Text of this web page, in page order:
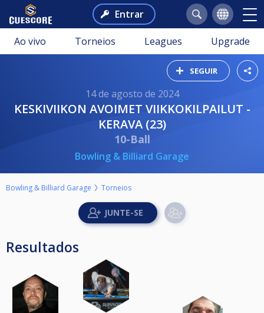
Entrar
Ao vivo Torneios Leagues Upgrade
SEGUIR
14 de agosto de 2024
KESKIVIIKON AVOIMET VIIKKOKILPAILUT -
KERAVA (23)
10-Ball
Bowling & Billiard Garage
Bowling & Billiard Garage Torneios
Resultados